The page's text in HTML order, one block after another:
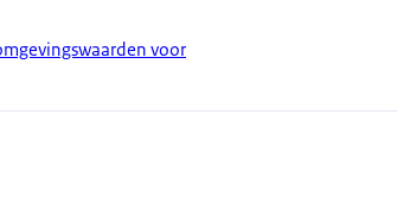
voor